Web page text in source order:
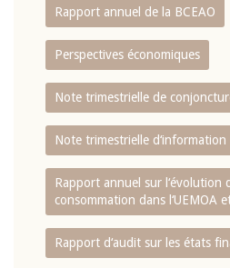
Rapport annuel de la BCEAO
Perspectives économiques
Note trimestrielle de
Note trimestrielle d‘information
Rapport annuel sur l‘évolution
consommation dans l‘UEMOA
Rapport d‘audit sur les états